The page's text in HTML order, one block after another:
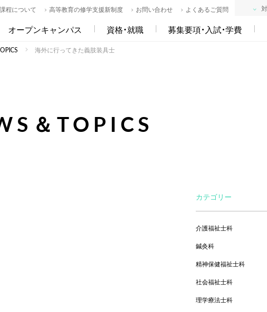
オープンキャンパス 資格・就職 募集要項・入試・学費
程について 高等教育の修学支援新制度 お問い合わせ よくあるご質問
海外に行ってきた義肢装具士
＆TOPICS
カテゴリー
介護福祉士科
鍼灸科
精神保健福祉士科
社会福祉士科
理学療法士科